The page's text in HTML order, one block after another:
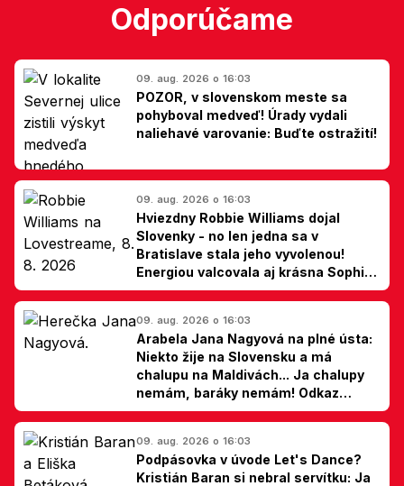
Odporúčame
09. aug. 2026 o 16:03
POZOR, v slovenskom meste sa
pohyboval medveď! Úrady vydali
naliehavé varovanie: Buďte ostražití!
09. aug. 2026 o 16:03
Hviezdny Robbie Williams dojal
Slovenky - no len jedna sa v
Bratislave stala jeho vyvolenou!
Energiou valcovala aj krásna Sophie
Ellis-Bextor (foto)
09. aug. 2026 o 16:03
Arabela Jana Nagyová na plné ústa:
Niekto žije na Slovensku a má
chalupu na Maldivách... Ja chalupy
nemám, baráky nemám! Odkaz
Slovákom
09. aug. 2026 o 16:03
Podpásovka v úvode Let's Dance?
Kristián Baran si nebral servítku: Ja